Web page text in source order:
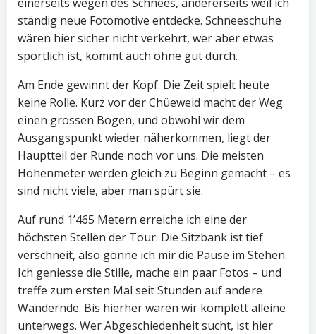
ständig neue Fotomotive entdecke. Schneeschuhe
wären hier sicher nicht verkehrt, wer aber etwas
sportlich ist, kommt auch ohne gut durch.
Am Ende gewinnt der Kopf. Die Zeit spielt heute
keine Rolle. Kurz vor der Chüeweid macht der Weg
einen grossen Bogen, und obwohl wir dem
Ausgangspunkt wieder näherkommen, liegt der
Hauptteil der Runde noch vor uns. Die meisten
Höhenmeter werden gleich zu Beginn gemacht – es
sind nicht viele, aber man spürt sie.
Auf rund 1’465 Metern erreiche ich eine der
höchsten Stellen der Tour. Die Sitzbank ist tief
verschneit, also gönne ich mir die Pause im Stehen.
Ich geniesse die Stille, mache ein paar Fotos – und
treffe zum ersten Mal seit Stunden auf andere
Wandernde. Bis hierher waren wir komplett alleine
unterwegs. Wer Abgeschiedenheit sucht, ist hier